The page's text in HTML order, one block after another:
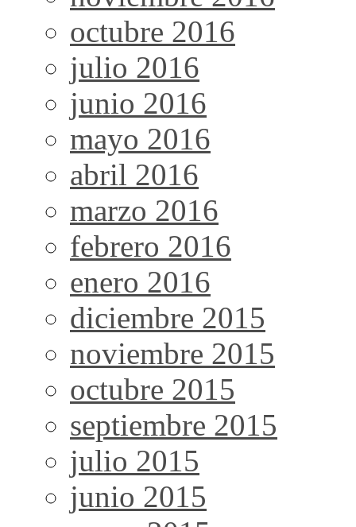
octubre 2016
julio 2016
junio 2016
mayo 2016
abril 2016
marzo 2016
febrero 2016
enero 2016
diciembre 2015
noviembre 2015
octubre 2015
septiembre 2015
julio 2015
junio 2015